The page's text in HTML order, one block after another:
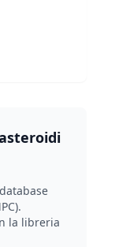
la libreria